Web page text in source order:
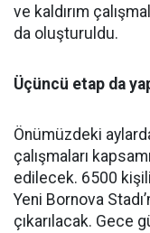
ve kaldırım
da oluşturuldu.
Üçüncü etap da
Önümüzdeki
çalışmaları
edilecek. 6500
Yeni Bornova
çıkarılacak. Gece